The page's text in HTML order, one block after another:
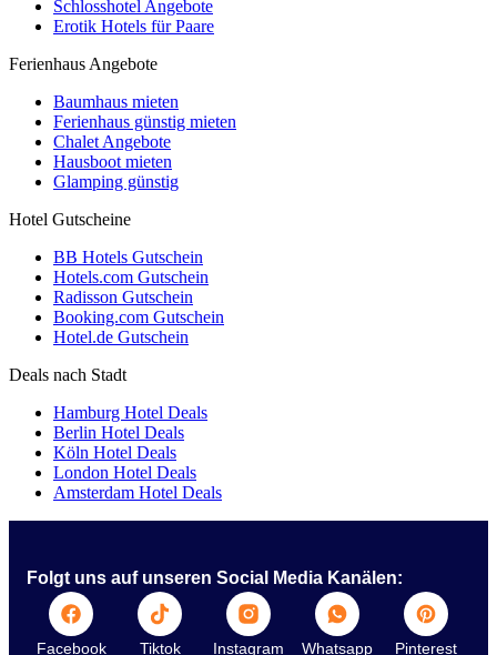
Schlosshotel Angebote
Erotik Hotels für Paare
Ferienhaus Angebote
Baumhaus mieten
Ferienhaus günstig mieten
Chalet Angebote
Hausboot mieten
Glamping günstig
Hotel Gutscheine
BB Hotels Gutschein
Hotels.com Gutschein
Radisson Gutschein
Booking.com Gutschein
Hotel.de Gutschein
Deals nach Stadt
Hamburg Hotel Deals
Berlin Hotel Deals
Köln Hotel Deals
London Hotel Deals
Amsterdam Hotel Deals